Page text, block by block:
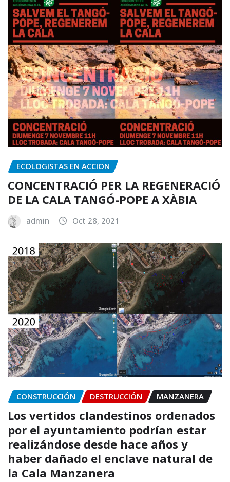
ECOLOGISTAS EN ACCION
CONCENTRACIÓ PER LA REGENERACIÓ
DE LA CALA TANGÓ-POPE A XÀBIA
admin Oct 28, 2021
CONSTRUCCIÓN DESTRUCCIÓN MANZANERA
Los vertidos clandestinos ordenados
por el ayuntamiento podrían estar
realizándose desde hace años y
haber dañado el enclave natural de
la Cala Manzanera